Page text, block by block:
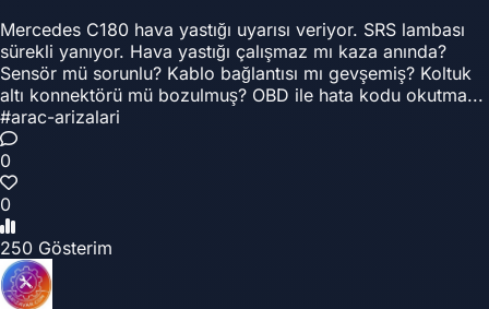
Mercedes C180 hava yastığı uyarısı veriyor. SRS lambası
sürekli yanıyor. Hava yastığı çalışmaz mı kaza anında?
Sensör mü sorunlu? Kablo bağlantısı mı gevşemiş? Koltuk
altı konnektörü mü bozulmuş? OBD ile hata kodu okutma...
#arac-arizalari
0
0
250 Gösterim